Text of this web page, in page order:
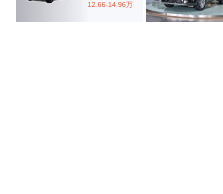
12.66-14.96万